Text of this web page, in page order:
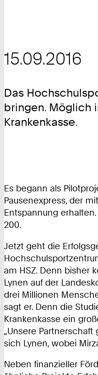
15.09.2016
Das
bringen. Möglich
Krankenkasse.
Es begann als
Pausenexpress, der
Entspannung
200.
Jetzt geht die
am HSZ. Denn bisher
Lynen auf der
drei Millionen
sagt er. Denn die
Krankenkasse ein
„Unsere
sich Lynen, wobei
Neben finanzieller